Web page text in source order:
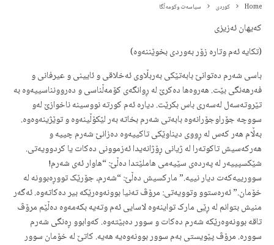
Home کوردی سیاسەت وکومەڵگا
کەیهان ئەزیزی
(تکایە ئەم وتارە زۆر بەوردی بخوێننەوە)
باسی شەرم دەتوانێ بابەتێکی بەربڵاوی ئەخلاقی و ئایینی و عیرفانی و
فەرهەنگی بێت. هەروەها دەکرێ لە ڕوانگەی کۆمەڵناسی و دەروونناسییەوە بە
تێروتەسەل لەسەری باس بکرێت. دیارە ئەم کورتە نووسینە ناخوازێ لەو
سووچە جۆراوجۆرانەوە بابەتی شەرم بخاتە بەر لێکۆڵینەوە و توێژینەوەوە.
بەڵام هەر کەس لە ڕووی دیناوێکی تاکییەوە دەزانێ شەرم چییە و
هەرکەسیش تاکوتەرا لە ژیانی ڕۆژانەیدا ئەزموونی دەکات یا کردوویەتی.
شێکسپییەر لە پەردەی سێیەمی هاملێتدا دەڵێ: “هاوار ئەی شەرم!
سوورییەکەت دیار نییە.” مارکسیش دەڵێ: “شەرم، جۆرێک تووڕەبوونە لە
خۆمان.” ئەرەستوو وتوویەتی: مرۆڤ تەنیا بوونەوەرێکە بیر دەکاتەوە. ئەگەر
منیش بتوانم لە ڕێی مارک تواینەوە لاسایی ئەم وتەیە بکەمەوە دەڵێم مرۆڤ
تاقە بوونەوەرێکە شەرم دەکات و سوور دەبێتەوە. کەوابوو ڕەنگی شەرم
سوورە. مرۆڤ پێویستی بەم سوور بوونەوەیە هەیە. کاتێ لە خۆمان سوور